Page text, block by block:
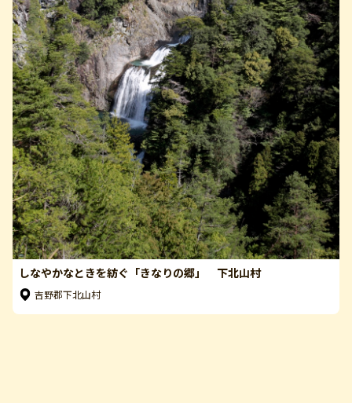
しなやかなときを紡ぐ「きなりの郷」 下北山村
吉野郡下北山村